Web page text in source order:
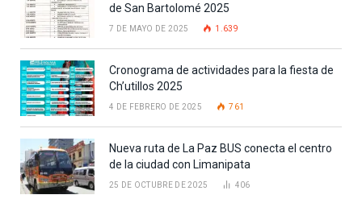
de San Bartolomé 2025
7 DE MAYO DE 2025 1.639
Cronograma de actividades para la fiesta de
Ch’utillos 2025
4 DE FEBRERO DE 2025 761
Nueva ruta de La Paz BUS conecta el centro
de la ciudad con Limanipata
25 DE OCTUBRE DE 2025 406